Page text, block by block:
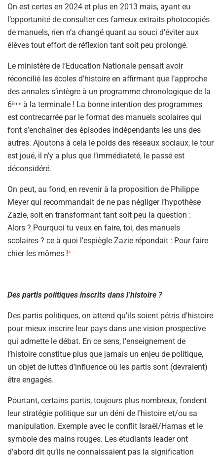
On est certes en 2024 et plus en 2013 mais, ayant eu
l’opportunité de consulter ces fameux extraits photocopiés
de manuels, rien n’a changé quant au souci d’éviter aux
élèves tout effort de réflexion tant soit peu prolongé.
Le ministère de l’Education Nationale pensait avoir
réconcilié les écoles d’histoire en affirmant que l’approche
des annales s’intègre à un programme chronologique de la
6ème à la terminale ! La bonne intention des programmes
est contrecarrée par le format des manuels scolaires qui
font s’enchaîner des épisodes indépendants les uns des
autres. Ajoutons à cela le poids des réseaux sociaux, le tour
est joué, il n’y a plus que l’immédiateté, le passé est
déconsidéré.
On peut, au fond, en revenir à la proposition de Philippe
Meyer qui recommandait de ne pas négliger l’hypothèse
Zazie, soit en transformant tant soit peu la question :
Alors ? Pourquoi tu veux en faire, toi, des manuels
scolaires ? ce à quoi l’espiègle Zazie répondait : Pour faire
chier les mômes !4
Des partis politiques inscrits dans l’histoire ?
Des partis politiques, on attend qu’ils soient pétris d’histoire
pour mieux inscrire leur pays dans une vision prospective
qui admette le débat. En ce sens, l’enseignement de
l’histoire constitue plus que jamais un enjeu de politique,
un objet de luttes d’influence où les partis sont (devraient)
être engagés.
Pourtant, certains partis, toujours plus nombreux, fondent
leur stratégie politique sur un déni de l’histoire et/ou sa
manipulation. Exemple avec le conflit Israël/Hamas et le
symbole des mains rouges. Les étudiants leader ont
d’abord dit qu’ils ne connaissaient pas la signification